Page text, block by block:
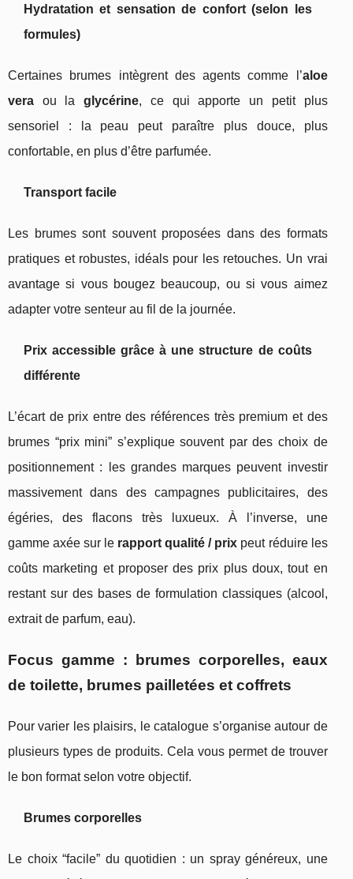
Hydratation et sensation de confort (selon les
formules)
Certaines brumes intègrent des agents comme l’aloe
vera ou laglycérine, ce qui apporte un petit plus
sensoriel : la peau peut paraître plus douce, plus
confortable, en plus d’être parfumée.
Transport facile
Les brumes sont souvent proposées dans des formats
pratiques et robustes, idéals pour les retouches. Un vrai
avantage si vous bougez beaucoup, ou si vous aimez
adapter votre senteur au fil de la journée.
Prix accessible grâce à une structure de coûts
différente
L’écart de prix entre des références très premium et des
brumes “prix mini” s’explique souvent par des choix de
positionnement : les grandes marques peuvent investir
massivement dans des campagnes publicitaires, des
égéries, des flacons très luxueux. À l’inverse, une
gamme axée sur le rapport qualité / prix peut réduire les
coûts marketing et proposer des prix plus doux, tout en
restant sur des bases de formulation classiques (alcool,
extrait de parfum, eau).
Focus gamme : brumes corporelles, eaux
de toilette, brumes pailletées et coffrets
Pour varier les plaisirs, le catalogue s’organise autour de
plusieurs types de produits. Cela vous permet de trouver
le bon format selon votre objectif.
Brumes corporelles
Le choix “facile” du quotidien : un spray généreux, une